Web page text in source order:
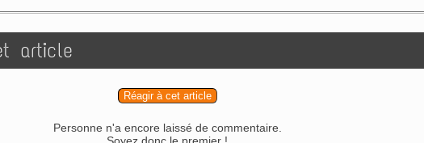
article
Réagir à cet article
Personne n'a encore laissé de commentaire.